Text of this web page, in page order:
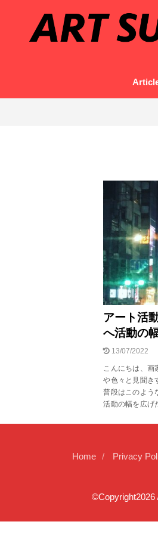
アート活
へ活動の
13/07/2022
こんにちは、画
や色々と見聞き
普段はこのよう
活動の幅を広
Home Privacy
©Copyright2026